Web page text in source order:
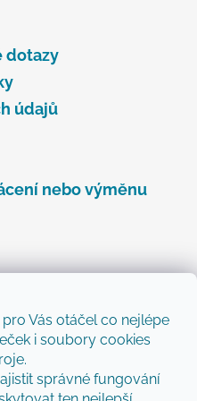
Vás otáčel co nejlépe
i soubory cookies
správné fungování
dotazy
údajů
nebo výměnu
zasílat informace
e-shopu.
zasílat ty nejlepší